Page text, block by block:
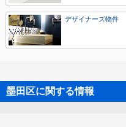
デザイナーズ物件
墨田区に関する情報